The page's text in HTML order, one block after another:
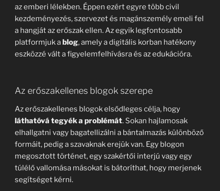
az emberi lélekben. Éppen ezért egyre több civil
kezdeményezés, szervezet és magánszemély emeli fel
a hangját az erőszak ellen. Az egyik legfontosabb
platformjuk ablog, amely a digitális korban hatékony
eszközzé vált a figyelemfelhívásra és az edukációra.
Az erőszakellenes blogok szerepe
Az erőszakellenes blogok elsődleges célja, hogy
láthatóvá tegyék a problémát. Sokan hajlamosak
elhallgatni vagy bagatellizálni a bántalmazás különböző
formáit, pedig a szavaknak erejük van. Egy blogon
megosztott történet, egy szakértői interjú vagy egy
túlélő vallomása másokat is bátoríthat, hogy merjenek
segítséget kérni.